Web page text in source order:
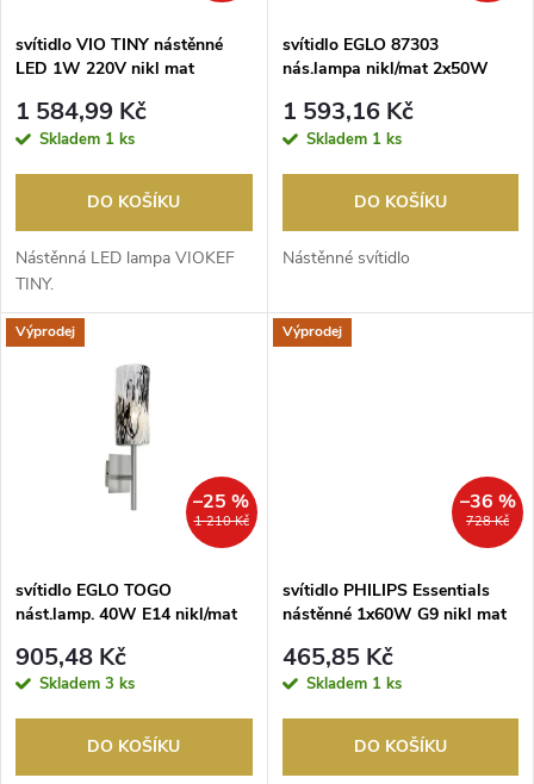
p
r
o
d
u
k
s
p
r
d
u
svítidlo VIO TINY nástěnné
LED 1W 220V nikl mat
1 584,99 Kč
Skladem 1 ks
DO KOŠÍKU
Nástěnná LED lampa VIOKEF
TINY.
svítidlo EGLO 87303
nás.lampa nikl/mat 2x50W
1 593,16 Kč
Skladem 1 ks
DO KOŠÍKU
Nástěnné svítidlo
Výprodej
1 210 Kč
–25 %
svítidlo EGLO TOGO
nást.lamp. 40W E14 nikl/mat
905,48 Kč
Skladem 3 ks
DO KOŠÍKU
Výprodej
728 Kč
–36 %
svítidlo PHILIPS Essentials
nástěnné 1x60W G9 nikl mat
465,85 Kč
Skladem 1 ks
DO KOŠÍKU